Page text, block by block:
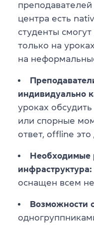
центра есть
студенты
только на
на
индивидуально
уроках
или спорные
ответ, offline
Необходимые
инфраструктура:
оснащен всем
Возможности